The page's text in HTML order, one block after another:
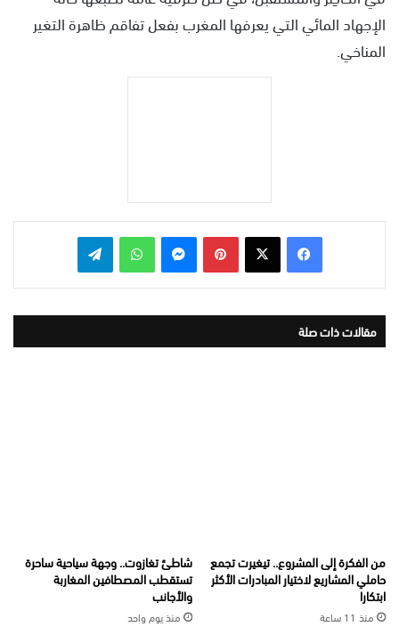
الإجهاد المائي التي يعرفها المغرب بفعل تفاقم ظاهرة التغير
المناخي.
بينتيريست واتساب
مقالات ذات صلة
من الفكرة إلى المشروع.. تيغيرت تجمع
حاملي المشاريع لاختيار المبادرات الأكثر
ابتكارا
منذ 11 ساعة
شاطئ تغازوت.. وجهة سياحية ساحرة
تستقطب المصطافين المغاربة
والأجانب
منذ يوم واحد